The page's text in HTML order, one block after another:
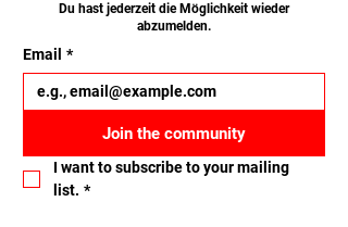
Du hast jederzeit die Möglichkeit wieder
abzumelden.
Email *
Join the community
I want to subscribe to your mailing
list. *